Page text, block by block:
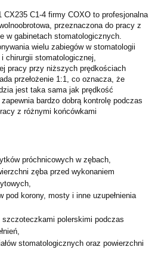
CX235 C1-4 firmy COXO to profesjonalna
przeznaczona do pracy z
w gabinetach stomatologicznych.
wielu zabiegów w stomatologii
chirurgii stomatologicznej,
pracy przy niższych prędkościach
przełożenie 1:1, co oznacza, że
jest taka sama jak prędkość
bardzo dobrą kontrolę podczas
z różnymi końcówkami
próchnicowych w zębach,
zęba przed wykonaniem
pod korony, mosty i inne uzupełnienia
polerskimi podczas
stomatologicznych oraz powierzchni